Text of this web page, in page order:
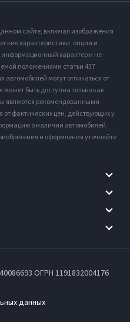
сайте, включая изображения
характеристики, опции и
характер и не
положениями статьи 437
могут отличаться от
быть доступна только как
являются рекомендованными
фактических цен, действующих у
о наличии автомобилей,
и оформления уточняйте
ОГРН 1191832004176
данных